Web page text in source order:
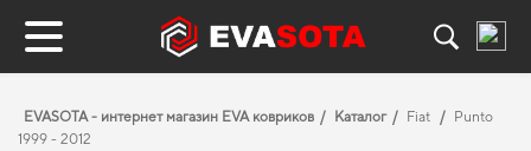
EVASOTA - интернет магазин EVA ковриков Каталог Fiat
Punto
1999 - 2012